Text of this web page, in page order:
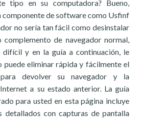
tipo en su computadora? Bueno,
componente de software como Usfinf
no sería tan fácil como desinstalar
complemento de navegador normal,
y en la guía a continuación, le
puede eliminar rápida y fácilmente el
devolver su navegador y la
a su estado anterior. La guía
para usted en esta página incluye
detallados con capturas de pantalla